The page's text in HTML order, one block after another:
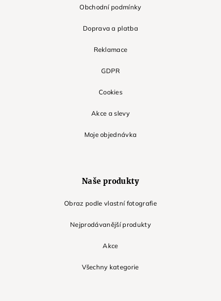
Obchodní podmínky
Doprava a platba
Reklamace
GDPR
Cookies
Akce a slevy
Moje objednávka
Naše produkty
Obraz podle vlastní fotografie
Nejprodávanější produkty
Akce
Všechny kategorie